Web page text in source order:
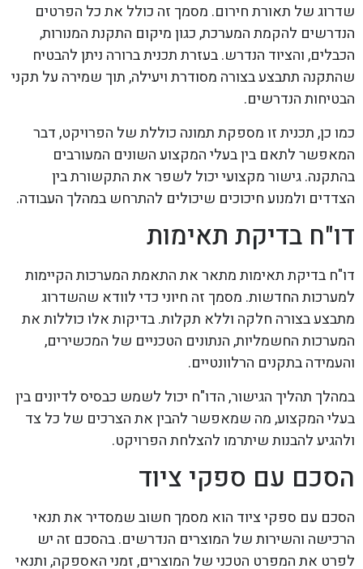
שדרוג של תאורת חירום. מסמך זה כולל את כל הפרטים
הנדרשים להקמת המערכת, כגון מיקום התקנת המנורות,
הכבלים, והציוד הנדרש. בעזרת תכנית ברורה ניתן להבטיח
שהתקנה תתבצע בצורה מסודרת ויעילה, תוך שמירה על תקני
הבטיחות הנדרשים.
כמו כן, תכנית זו מספקת תמונה כוללת של הפרויקט, דבר
המאפשר לתאם בין בעלי המקצוע השונים המעורבים
בהתקנה. גישור מקצועי יכול לשפר את התקשורת בין
הצדדים ולמנוע חיכוכים שיכולים להתרחש במהלך העבודה.
דו"ח בדיקת תאימות
דו"ח בדיקת תאימות מתאר את התאמת המערכות הקיימות
למערכות החדשות. מסמך זה חיוני כדי לוודא שהשדרוג
מתבצע בצורה חלקה וללא תקלות. בדיקות אלו כוללות את
המערכות החשמליות, הנתונים הטכניים של המכשירים,
והעמידה בתקנים הרלוונטיים.
במהלך תהליך הגישור, הדו"ח יכול לשמש כבסיס לדיונים בין
בעלי המקצוע, מה שמאפשר להבין את הצרכים של כל צד
ולהגיע להבנות שיתרמו להצלחת הפרויקט.
הסכם עם ספקי ציוד
הסכם עם ספקי ציוד הוא מסמך חשוב שמסדיר את תנאי
הרכישה והשירות של המוצרים הנדרשים. בהסכם זה יש
לפרט את המפרט הטכני של המוצרים, זמני האספקה, ותנאי